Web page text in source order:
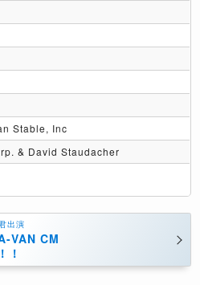
Stable, Inc
& David Staudacher
出演
VAN CM
！